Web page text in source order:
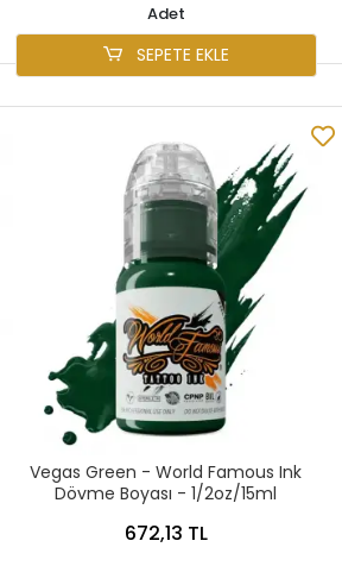
Adet
SEPETE EKLE
Vegas Green - World Famous Ink
Dövme Boyası - 1/2oz/15ml
672,13 TL